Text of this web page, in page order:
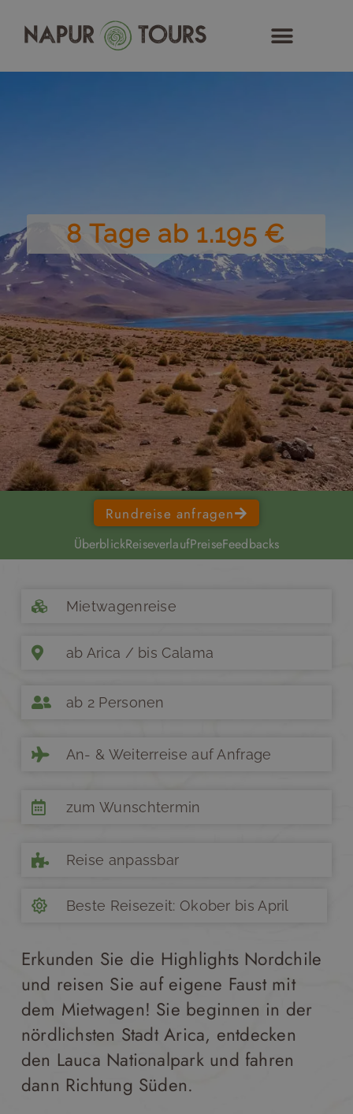
Inhalt
8 Tage ab 1.195 €
Rundreise anfragen
ÜberblickReiseverlaufPreiseFeedbacks
Mietwagenreise
ab Arica / bis Calama
ab 2 Personen
An- & Weiterreise auf Anfrage
zum Wunschtermin
Reise anpassbar
Beste Reisezeit: Okober bis April
Erkunden Sie die Highlights Nordchile
und reisen Sie auf eigene Faust mit
dem Mietwagen! Sie beginnen in der
nördlichsten Stadt Arica, entdecken
den Lauca Nationalpark und fahren
dann Richtung Süden.